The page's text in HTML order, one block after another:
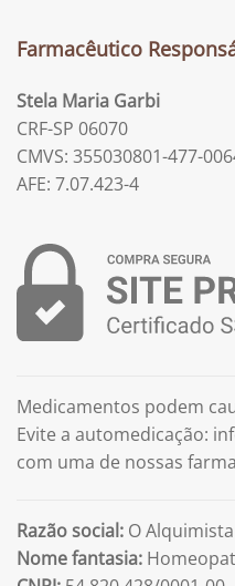
Farmacêutico
Stela Maria Garbi
CRF-SP 06070
CMVS: 355030801-477-
AFE: 7.07.423-4
Medicamentos podem
Evite a automedicação:
com uma de nossas
Razão social: O
Nome fantasia: